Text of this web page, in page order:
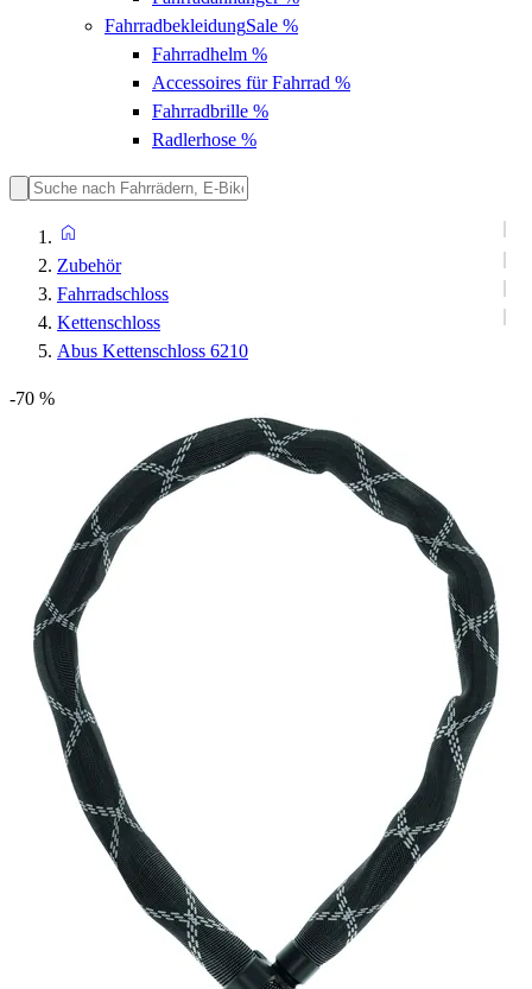
FahrradbekleidungSale %
Fahrradhelm %
Accessoires für Fahrrad %
Fahrradbrille %
Radlerhose %
Zubehör
Fahrradschloss
Kettenschloss
Abus Kettenschloss 6210
-70 %